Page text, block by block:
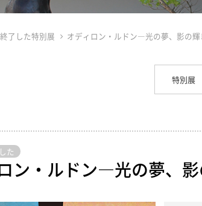
終了した特別展 オディロン・ルドン―光の夢、影の輝
特別展
た
ン・ルドン―光の夢、影